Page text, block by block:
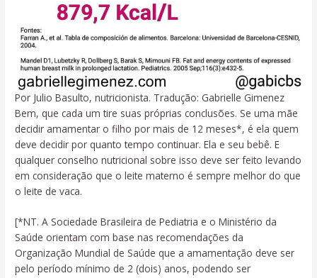
Por Julio Basulto, nutricionista. Tradução: Gabrielle Gimenez
Bem, que cada um tire suas próprias conclusões. Se uma mãe
decidir amamentar o filho por mais de 12 meses*, é ela quem
deve decidir por quanto tempo continuar. Ela e seu bebê. E
qualquer conselho nutricional sobre isso deve ser feito levando
em consideração que o leite materno é sempre melhor do que
o leite de vaca.
[*NT. A Sociedade Brasileira de Pediatria e o Ministério da
Saúde orientam com base nas recomendações da
Organização Mundial de Saúde que a amamentação deve ser
pelo período mínimo de 2 (dois) anos, podendo ser